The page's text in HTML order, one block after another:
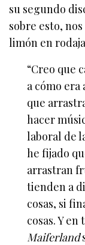
su segundo
sobre esto,
limón en
“Creo que
a cómo
que
hacer
laboral de
he fijado
arrastran
tienden a
cosas, si
cosas. Y
Maiferland